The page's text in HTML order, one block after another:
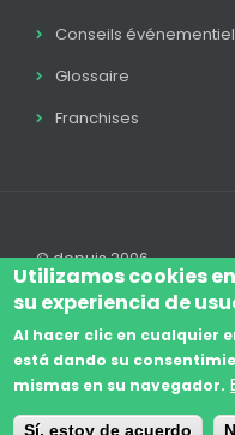
Conseils
Glossaire
Franchises
© depuis 2006
Footer
Avis Juridique
Utilizamos cookies
su experiencia de
Al hacer clic en cualquier
está dando su
mismas en su navegador.
Sí, estoy de acuerdo